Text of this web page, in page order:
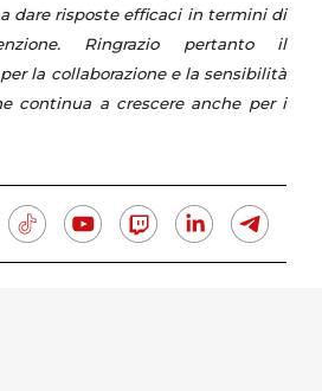
dare risposte efficaci in termini di
Ringrazio pertanto il
la collaborazione e la sensibilità
continua a crescere anche per i